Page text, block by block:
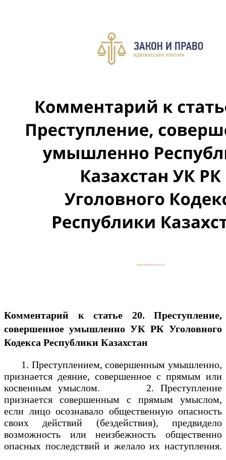
Комментарий к статье 20. Преступление,
совершенное умышленно УК РК Уголовного
Кодекса Республики Казахстан
1. Преступлением, совершенным умышленно,
признается деяние, совершенное с прямым или
косвенным умыслом. 2. Преступление
признается совершенным с прямым умыслом,
если лицо осознавало общественную опасность
своих действий (бездействия), предвидело
возможность или неизбежность общественно
опасных последствий и желало их наступления.